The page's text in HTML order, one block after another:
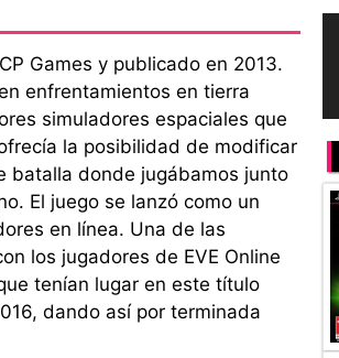
Games y publicado en 2013.
enfrentamientos en tierra
simuladores espaciales que
la posibilidad de modificar
batalla donde jugábamos junto
El juego se lanzó como un
en línea. Una de las
los jugadores de EVE Online
tenían lugar en este título
dando así por terminada